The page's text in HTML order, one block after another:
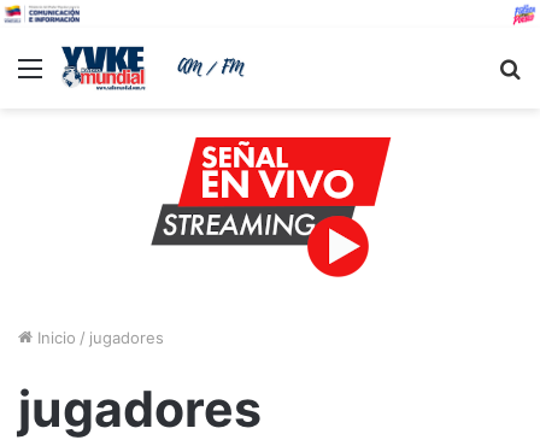
Menu
Inicio / jugadores
jugadores